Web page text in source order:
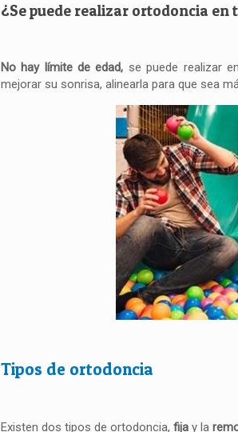
¿Se puede realizar ortodoncia en
No hay límite de edad, se puede realizar
mejorar su sonrisa, alinearla para que sea
Tipos de ortodoncia
Existen dos tipos de ortodoncia, fijay la